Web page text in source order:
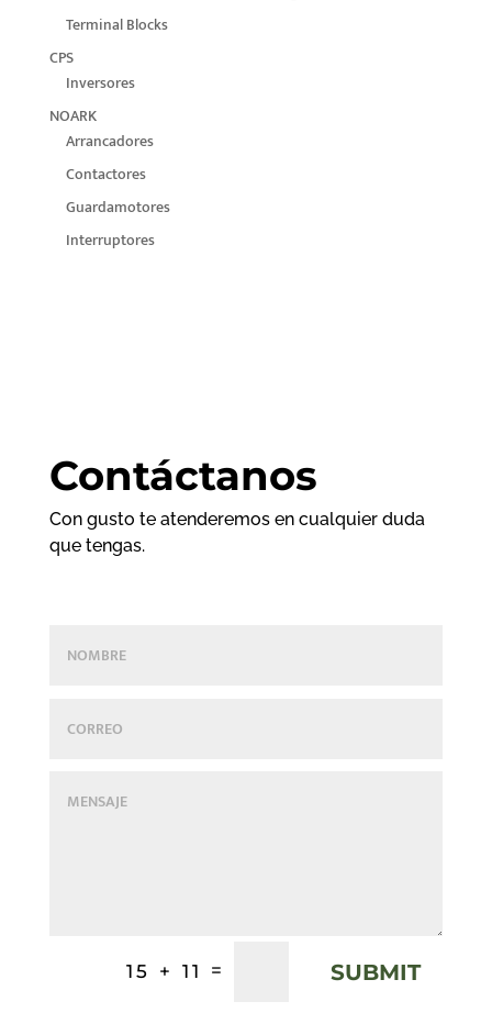
Terminal Blocks
CPS
Inversores
NOARK
Arrancadores
Contactores
Guardamotores
Interruptores
Contáctanos
Con gusto te atenderemos en cualquier duda
que tengas.
15 + 11 = SUBMIT